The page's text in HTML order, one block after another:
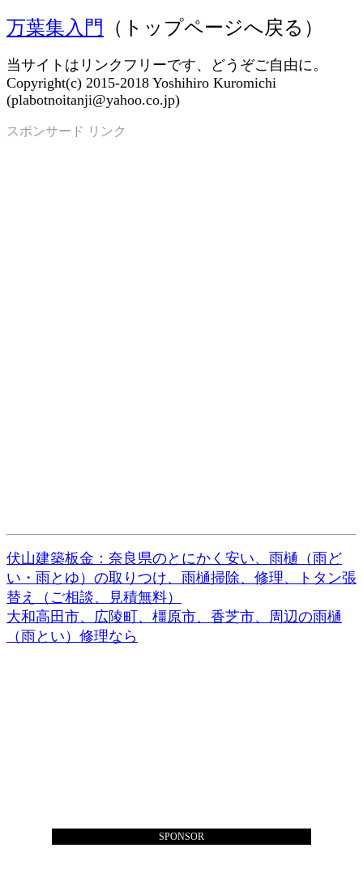
万葉集入門 （トップページへ戻る）
当サイトはリンクフリーです、どうぞご自由に。
Copyright(c) 2015-2018 Yoshihiro Kuromichi
(plabotnoitanji@yahoo.co.jp)
スポンサード リンク
伏山建築板金：奈良県のとにかく安い、雨樋（雨ど
い・雨とゆ）の取りつけ、雨樋掃除、修理、トタン張
替え（ご相談、見積無料）
大和高田市、広陵町、橿原市、香芝市、周辺の雨樋
（雨とい）修理なら
SPONSOR